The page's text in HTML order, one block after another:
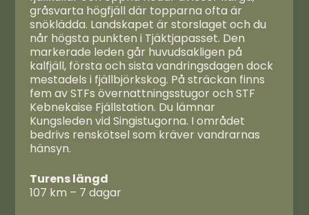
gråsvarta högfjäll där topparna ofta är
snöklädda. Landskapet är storslaget och du
når högsta punkten i Tjäktjapasset. Den
markerade leden går huvudsakligen på
kalfjäll, första och sista vandringsdagen dock
mestadels i fjällbjörkskog. På sträckan finns
fem av STFs övernattningsstugor och STF
Kebnekaise Fjällstation. Du lämnar
Kungsleden vid Singistugorna. I området
bedrivs renskötsel som kräver vandrarnas
hänsyn.
Turens längd
107 km – 7 dagar